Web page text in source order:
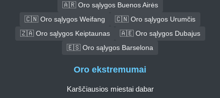
🇦🇷 Oro sąlygos Buenos Airės
🇨🇳 Oro sąlygos Weifang
🇨🇳 Oro sąlygos Urumčis
🇿🇦 Oro sąlygos Keiptaunas
🇦🇪 Oro sąlygos Dubajus
🇪🇸 Oro sąlygos Barselona
Oro ekstremumai
Karščiausios miestai dabar